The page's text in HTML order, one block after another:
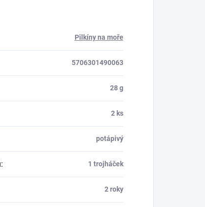
Pilkíny na moře
5706301490063
28 g
2 ks
potápivý
: 1 trojháček
2 roky